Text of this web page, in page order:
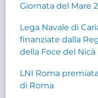
Giornata del Mare
Lega Navale di
finanziate dalla
della Foce del Nicà
LNI Roma
di Roma